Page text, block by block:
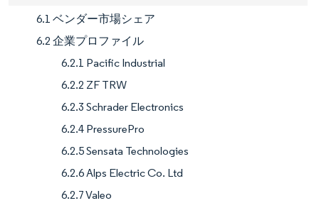
6.1 ベンダー市場シェア
6.2 企業プロファイル
6.2.1 Pacific Industrial
6.2.2 ZF TRW
6.2.3 Schrader Electronics
6.2.4 PressurePro
6.2.5 Sensata Technologies
6.2.6 Alps Electric Co. Ltd
6.2.7 Valeo